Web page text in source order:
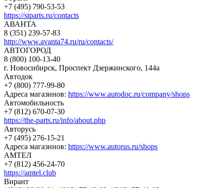
+7 (495) 790-53-53
https://stparts.ru/contacts
АВАНТА
8 (351) 239-57-83
http://www.avanta74.ru/ru/contacts/
АВТОГОРОД
8 (800) 100-13-40
г. Новосибирск, Проспект Дзержинского, 144а
Автодок
+7 (800) 777-99-80
Адреса магазинов: https://www.autodoc.ru/company/shops
Автомобильность
+7 (812) 670-07-30
https://the-parts.ru/info/about.php
Авторусь
+7 (495) 276-15-21
Адреса магазинов: https://www.autorus.ru/shops
АМТЕЛ
+7 (812) 456-24-70
https://amtel.club
Вирант